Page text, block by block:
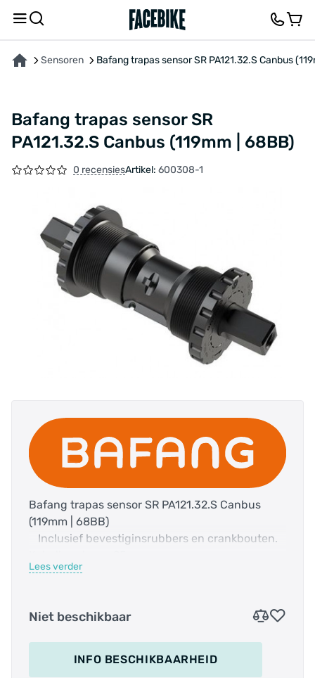
Sensoren Bafang trapas sensor SR PA121.32.S Canbus
Bafang trapas sensor SR
PA121.32.S Canbus (119mm | 68BB)
0 recensiesArtikel: 600308-1
Bafang trapas sensor SR PA121.32.S Canbus
(119mm | 68BB)
Inclusief bevestiginsrubbers en crankbouten.
Kabel met rechthoekige 6-pins paarse stekker.
Lees verder
Niet beschikbaar
INFO BESCHIKBAARHEID
OVER HET PRODUCT KENMERKENFEEDBACK EN VRAGEN